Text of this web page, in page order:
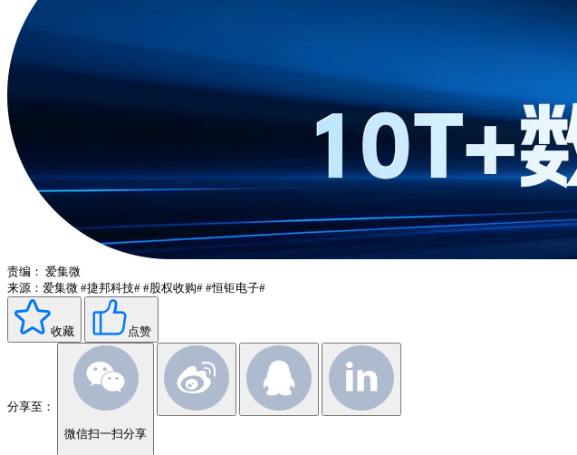
责编： 爱集微
来源：爱集微 #捷邦科技# #股权收购# #恒钜电子#
收藏 点赞
分享至：
微信扫一扫分享